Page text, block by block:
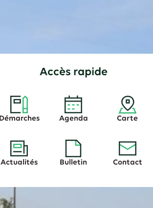
Accès rapide
Démarches Agenda Carte
Actualités Bulletin Contact